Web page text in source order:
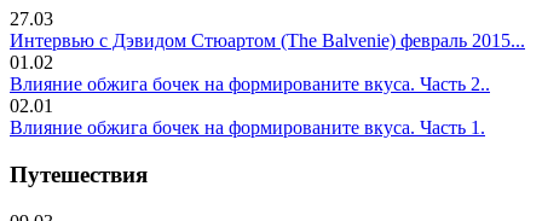
27.03
Интервью с Дэвидом Стюартом (The Balvenie) февраль 2015...
01.02
Влияние обжига бочек на формированите вкуса. Часть 2..
02.01
Влияние обжига бочек на формированите вкуса. Часть 1.
Путешествия